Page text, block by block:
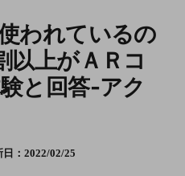
われているの
以上がＡＲコ
と回答-アク
：2022/02/25